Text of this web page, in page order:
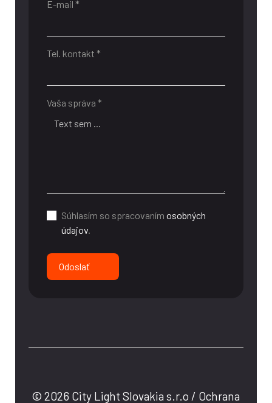
E-mail *
Tel. kontakt *
Vaša správa *
Súhlasím so spracovanímosobných
údajov.
Odoslať
© 2026 City Light Slovakia s.r.o / Ochrana